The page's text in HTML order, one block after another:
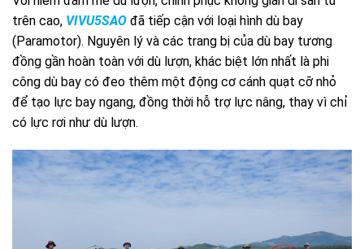
trên cao, VIVU5SAO đã tiếp cận với loại hình dù bay
(Paramotor). Nguyên lý và các trang bị của dù bay tương
đồng gần hoàn toàn với dù lượn, khác biệt lớn nhất là phi
công dù bay có đeo thêm một động cơ cánh quạt cỡ nhỏ
để tạo lực bay ngang, đồng thời hỗ trợ lực nâng, thay vì chỉ
có lực rơi như dù lượn.